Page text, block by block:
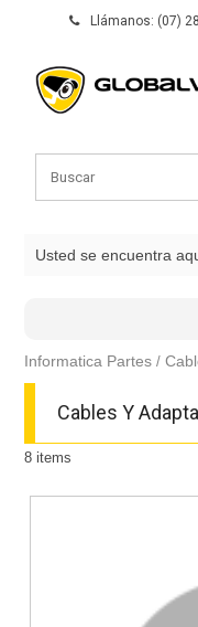
Llámanos: (07)
Usted se encuentra
Informatica Partes
Cables Y
8items